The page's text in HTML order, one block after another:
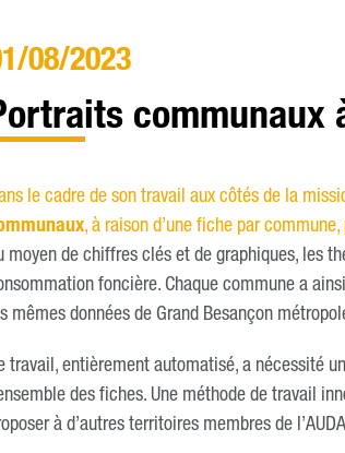
08/2023
communaux
le cadre de son travail aux côtés de la
, à raison d’une fiche par commune,
moyen de chiffres clés et de graphiques, les
foncière. Chaque commune a
mêmes données de Grand Besançon
travail, entièrement automatisé, a nécessité
des fiches. Une méthode de travail
à d’autres territoires membres de